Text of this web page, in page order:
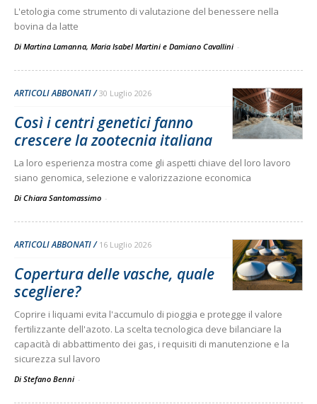
L'etologia come strumento di valutazione del benessere nella
bovina da latte
Di Martina Lamanna, Maria Isabel Martini e Damiano Cavallini -
ARTICOLI ABBONATI 30 Luglio 2026
Così i centri genetici fanno
crescere la zootecnia italiana
La loro esperienza mostra come gli aspetti chiave del loro lavoro
siano genomica, selezione e valorizzazione economica
Di Chiara Santomassimo -
ARTICOLI ABBONATI 16 Luglio 2026
Copertura delle vasche, quale
scegliere?
Coprire i liquami evita l'accumulo di pioggia e protegge il valore
fertilizzante dell'azoto. La scelta tecnologica deve bilanciare la
capacità di abbattimento dei gas, i requisiti di manutenzione e la
sicurezza sul lavoro
Di Stefano Benni -